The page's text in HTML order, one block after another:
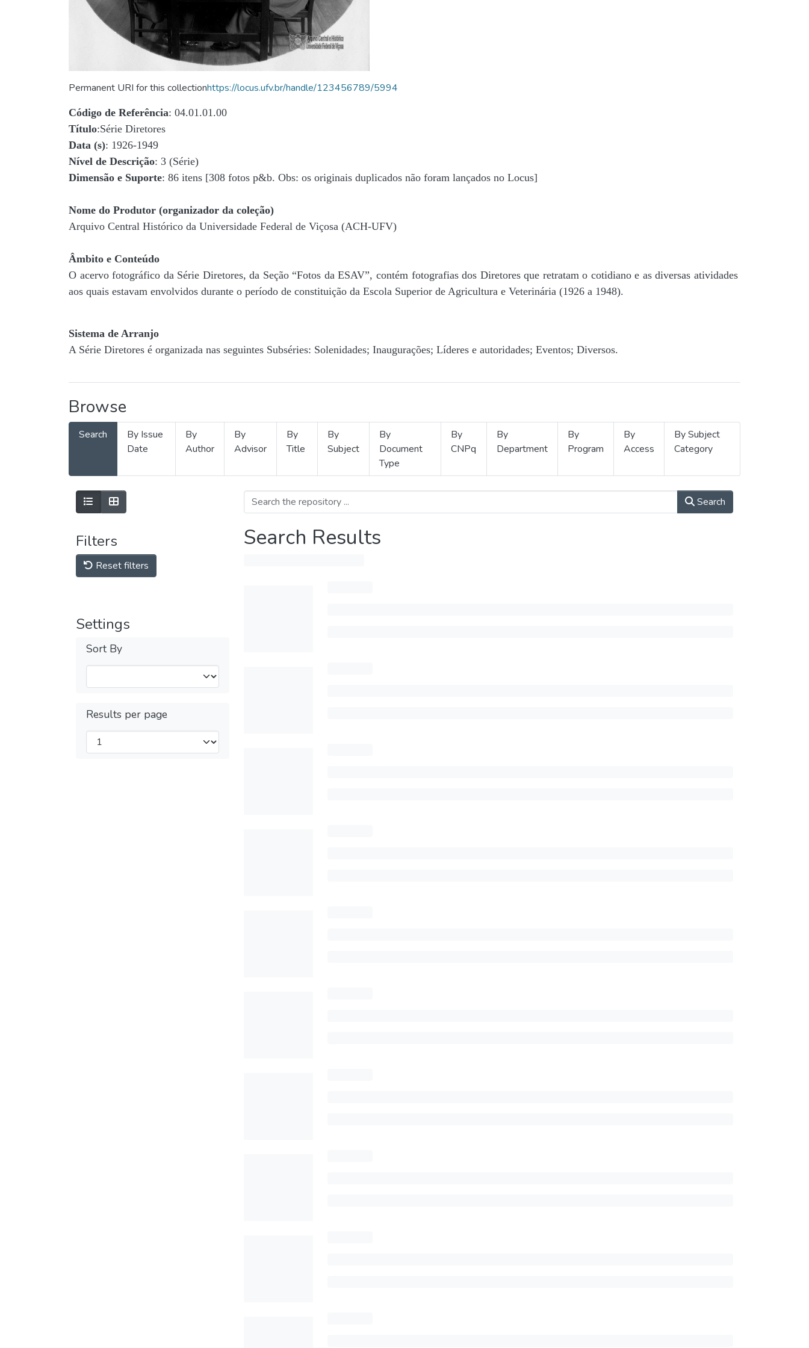
Permanent URI for this collectionhttps://locus.ufv.br/handle/123456789/5994
Código de Referência: 04.01.01.00
Título:Série Diretores
Data (s): 1926-1949
Nível de Descrição: 3 (Série)
Dimensão e Suporte: 86 itens [308 fotos p&b. Obs: os originais duplicados não foram lançados no Locus]
Nome do Produtor (organizador da coleção)
Arquivo Central Histórico da Universidade Federal de Viçosa (ACH-UFV)
Âmbito e Conteúdo
O acervo fotográfico da Série Diretores, da Seção “Fotos da ESAV”, contém fotografias dos Diretores que retratam o cotidiano e as diversas atividades
aos quais estavam envolvidos durante o período de constituição da Escola Superior de Agricultura e Veterinária (1926 a 1948).
Sistema de Arranjo
A Série Diretores é organizada nas seguintes Subséries: Solenidades; Inaugurações; Líderes e autoridades; Eventos; Diversos.
Browse
Search
By Issue
Date
By
Author
By
Advisor
By
Title
By
Subject
By
Document
Type
By
CNPq
By
Department
By
Program
By
Access
By Subject
Category
Filters
Reset filters
Settings
Sort By
Results per page
Search
Search Results